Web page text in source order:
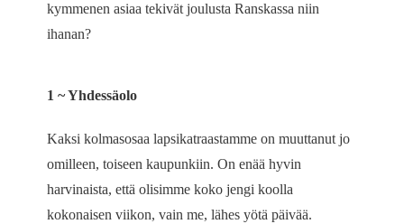
kymmenen asiaa tekivät joulusta Ranskassa niin
ihanan?
1 ~ Yhdessäolo
Kaksi kolmasosaa lapsikatraastamme on muuttanut jo
omilleen, toiseen kaupunkiin. On enää hyvin
harvinaista, että olisimme koko jengi koolla
kokonaisen viikon, vain me, lähes yötä päivää.